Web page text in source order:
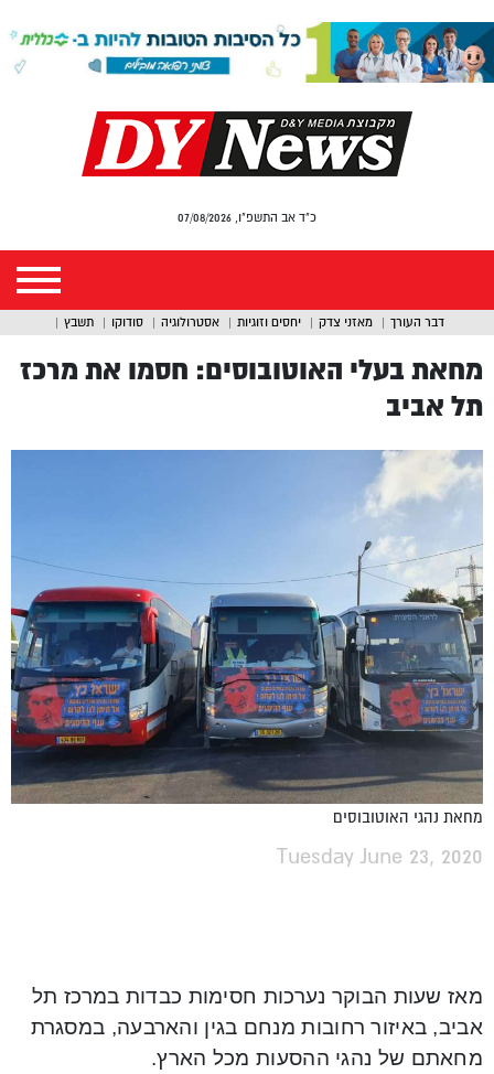
כ"ד אב התשפ"ו, 07/08/2026
דבר העורך מאזני צדק יחסים וזוגיות אסטרולוגיה סודוקו תשבץ
מחאת בעלי האוטובוסים: חסמו את מרכז
תל אביב
מחאת נהגי האוטובוסים
Tuesday June 23, 2020
מאז שעות הבוקר נערכות חסימות כבדות במרכז תל
אביב, באיזור רחובות מנחם בגין והארבעה, במסגרת
מחאתם של נהגי ההסעות מכל הארץ.